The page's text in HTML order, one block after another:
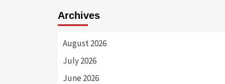
Archives
August 2026
July 2026
June 2026